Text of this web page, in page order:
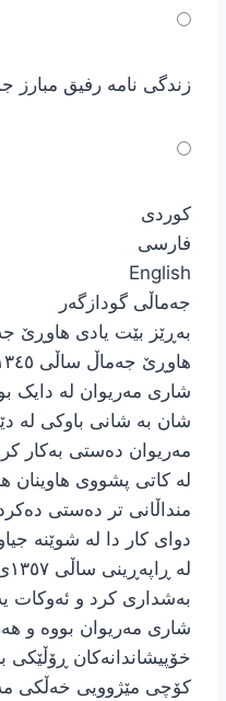
زندگی نامه رفیق مبارز
کوردی
فارسی
English
جەماڵی گودازگەر
بەڕێز بێت یادی هاوڕێ
شاری مەریوان لە دایک
شان بە شانی باوکی لە
مەریوان دەستی بەکار
لە کاتی پشووی هاوینان
منداڵانی تر دەستی
دوای کار دا لە شوێنە
بەشداری کرد و ئەوکات
شاری مەریوان بووە و
خۆپیشاندانەکان ڕۆڵێکی
کۆچی مێژوویی خەڵکی